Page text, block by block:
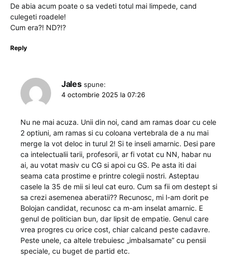
De abia acum poate o sa vedeti totul mai limpede, cand
culegeti roadele!
Cum era?! ND?!?
Reply
Jales spune:
4 octombrie 2025 la 07:26
Nu ne mai acuza. Unii din noi, cand am ramas doar cu cele
2 optiuni, am ramas si cu coloana vertebrala de a nu mai
merge la vot deloc in turul 2! Si te inseli amarnic. Desi pare
ca intelectualii tarii, profesorii, ar fi votat cu NN, habar nu
ai, au votat masiv cu CG si apoi cu GS. Pe asta iti dai
seama cata prostime e printre colegii nostri. Asteptau
casele la 35 de mii si leul cat euro. Cum sa fii om destept si
sa crezi asemenea aberatii?? Recunosc, mi l-am dorit pe
Bolojan candidat, recunosc ca m-am inselat amarnic. E
genul de politician bun, dar lipsit de empatie. Genul care
vrea progres cu orice cost, chiar calcand peste cadavre.
Peste unele, ca altele trebuiesc „imbalsamate” cu pensii
speciale, cu buget de partid etc.